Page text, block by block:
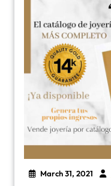
March 31, 2021